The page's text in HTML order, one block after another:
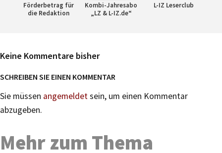
Förderbetrag für
die Redaktion
Kombi-Jahresabo
„LZ & L-IZ.de“
L-IZ Leserclub
Keine Kommentare bisher
SCHREIBEN SIE EINEN KOMMENTAR
Sie müssen angemeldetsein, um einen Kommentar
abzugeben.
Mehr zum Thema